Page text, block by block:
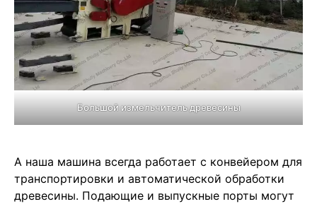
Большой измельчитель древесины
А наша машина всегда работает с конвейером для
транспортировки и автоматической обработки
древесины. Подающие и выпускные порты могут